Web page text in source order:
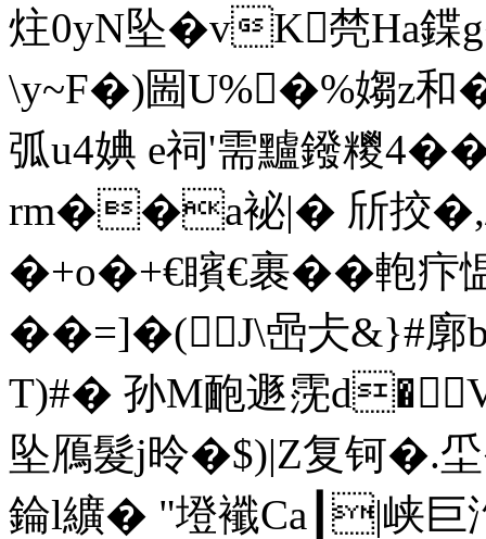
炷0yN坠�vK棾Ha
\y~F�)圌U%�%媰z和
弧u4婰 e祠'需黸鏺糭
rm��a袐|� 斦挍�,/
�+o�+€矉€裹��軳疜
��=]�(J\喦仧&}#
T)#� 孙M靤遯霃d�V
坠鴈髮j昤�$)|Z复钶�.
錀l纊� " 墱襳Ca┃|峡巨